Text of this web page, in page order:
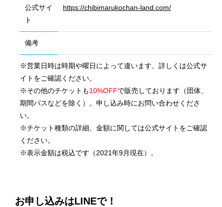
国際業務
公式サイ
ト
https://chibimarukochan-land.com/
備考
※営業日時は時期や曜日によって違います。詳しくは公式サ
イトをご確認ください。
※その他のチケットも10%OFFで販売しております（団体、
期間パスなどを除く）。申し込み時にお問い合わせくださ
い。
※チケット種類の詳細、金額に関しては公式サイトをご確認
ください。
※表示金額は税込です（2021年9月現在）。
お申し込みはLINEで！